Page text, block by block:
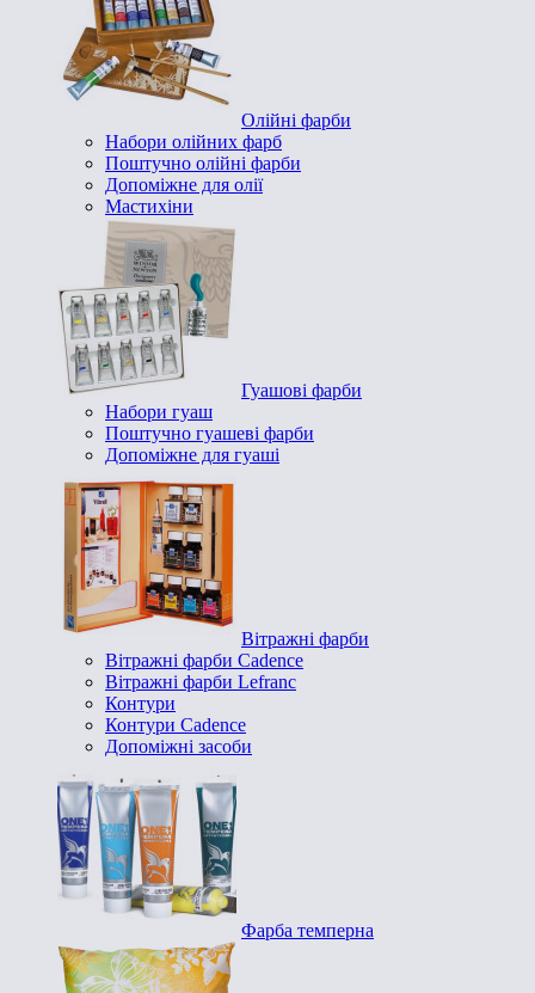
Олійні фарби
Набори олійних фарб
Поштучно олійні фарби
Допоміжне для олії
Мастихіни
Гуашові фарби
Набори гуаш
Поштучно гуашеві фарби
Допоміжне для гуаші
Вітражні фарби
Вітражні фарби Cadence
Вітражні фарби Lefranc
Контури
Контури Cadence
Допоміжні засоби
Фарба темперна